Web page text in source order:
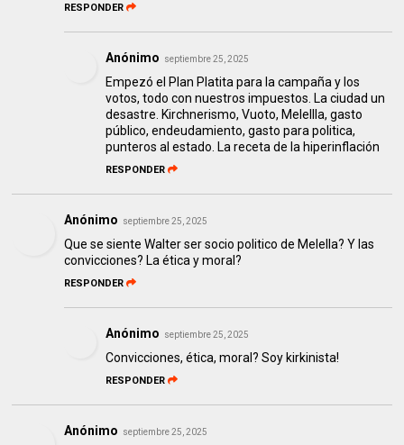
RESPONDER
Anónimo septiembre 25, 2025
Empezó el Plan Platita para la campaña y los
votos, todo con nuestros impuestos. La ciudad un
desastre. Kirchnerismo, Vuoto, Melellla, gasto
público, endeudamiento, gasto para politica,
punteros al estado. La receta de la hiperinflación
RESPONDER
Anónimo septiembre 25, 2025
Que se siente Walter ser socio politico de Melella? Y las
convicciones? La ética y moral?
RESPONDER
Anónimo septiembre 25, 2025
Convicciones, ética, moral? Soy kirkinista!
RESPONDER
Anónimo septiembre 25, 2025